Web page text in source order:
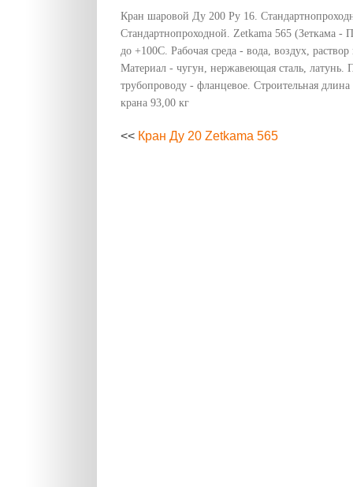
Кран шаровой Ду 200 Pу 16.
Стандартнопроходной. Zetkama 565 (Зеткама -
до +100C. Рабочая среда - вода, воздух, раствор
Материал - чугун, нержавеющая сталь, латунь.
трубопроводу - фланцевое. Строительная
крана 93,00 кг
<< Кран Ду 20 Zetkama 565